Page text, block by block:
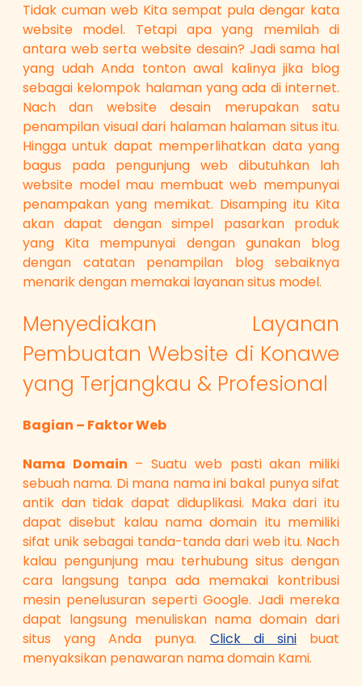
Tidak cuman web Kita sempat pula dengar kata
website model. Tetapi apa yang memilah di
antara web serta website desain? Jadi sama hal
yang udah Anda tonton awal kalinya jika blog
sebagai kelompok halaman yang ada di internet.
Nach dan website desain merupakan satu
penampilan visual dari halaman halaman situs itu.
Hingga untuk dapat memperlihatkan data yang
bagus pada pengunjung web dibutuhkan lah
website model mau membuat web mempunyai
penampakan yang memikat. Disamping itu Kita
akan dapat dengan simpel pasarkan produk
yang Kita mempunyai dengan gunakan blog
dengan catatan penampilan blog sebaiknya
menarik dengan memakai layanan situs model.
Menyediakan Layanan
Pembuatan Website di Konawe
yang Terjangkau & Profesional
Bagian – Faktor Web
Nama Domain – Suatu web pasti akan miliki
sebuah nama. Di mana nama ini bakal punya sifat
antik dan tidak dapat diduplikasi. Maka dari itu
dapat disebut kalau nama domain itu memiliki
sifat unik sebagai tanda-tanda dari web itu. Nach
kalau pengunjung mau terhubung situs dengan
cara langsung tanpa ada memakai kontribusi
mesin penelusuran seperti Google. Jadi mereka
dapat langsung menuliskan nama domain dari
situs yang Anda punya. Click di sinibuat
menyaksikan penawaran nama domain Kami.